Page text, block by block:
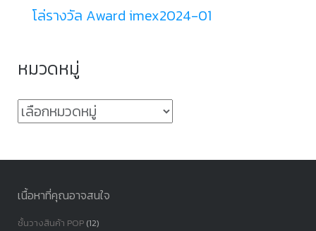
โล่รางวัล Award imex2024-01
หมวดหมู่
หมวด
เนื้อหาที่คุณอาจสนใจ
ชั้นวางสินค้า POP(12)